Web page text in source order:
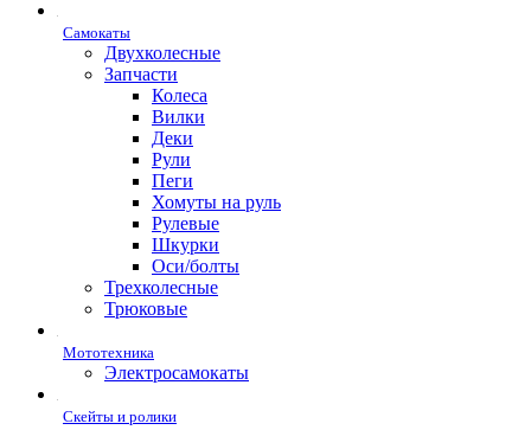
Самокаты
Двухколесные
Запчасти
Колеса
Вилки
Деки
Рули
Пеги
Хомуты на руль
Рулевые
Шкурки
Оси/болты
Трехколесные
Трюковые
Мототехника
Электросамокаты
Скейты и ролики